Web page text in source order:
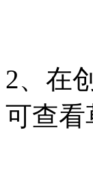
2、在
可查看